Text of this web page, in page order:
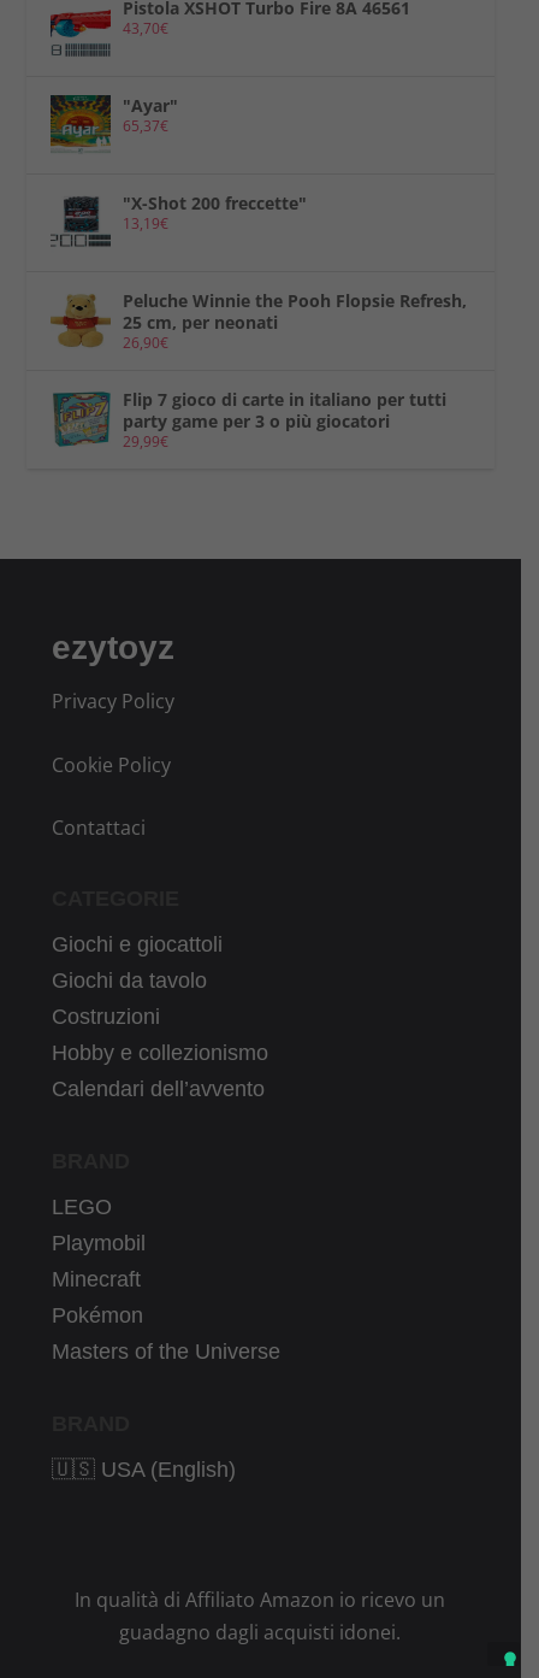
Pistola XSHOT Turbo Fire 8A 46561
43,70€
"Ayar"
65,37€
"X-Shot 200 freccette"
13,19€
Peluche Winnie the Pooh Flopsie Refresh,
25 cm, per neonati
26,90€
Flip 7 gioco di carte in italiano per tutti
party game per 3 o più giocatori
29,99€
ezytoyz
Privacy Policy
Cookie Policy
Contattaci
Giochi e giocattoli
Giochi da tavolo
Costruzioni
Hobby e collezionismo
Calendari dell’avvento
LEGO
Playmobil
Minecraft
Pokémon
Masters of the Universe
🇺🇸 USA (English)
In qualità di Affiliato Amazon io ricevo un
guadagno dagli acquisti idonei.